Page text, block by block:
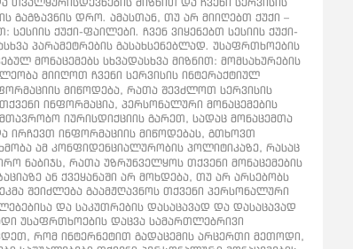
გაგზავნის დრო. ამასთან, თუ არ მიიღებთ ქუქი –
ქუქი-ფაილები. ჩვენ ვიყენებთ სესიის ქუქი-
პარამეტრების გასახსენებლად. უსაფრთხოების
მონაცემებს სხვადასხვა მიზნით: მომსახურების
მიიღოთ ჩვენი სერვისის ინტერაქტიულ
მიწოდება, რათა შევძლოთ სერვისის
ინფორმაცია, პერსონალური მონაცემების
იურისდიქციის გარეთ, სადაც მონაცემთა
ირჩევთ ინფორმაციის მიწოდებას, გთხოვთ
ამ კონფიდენციალურობის პოლიტიკაზე, რასაც
ნაბიჯს, რათა უზრუნველყოს თქვენი მონაცემების
ან ქვეყანაში არ მოხდება, თუ არ არსებობს
შეიძლება გაამჟღავნოს თქვენი პერსონალური
და საკუთრების დასაცავად და დასაცავად
უსაფრთხოების დაცვა სამართლებრივი
რომ ინტერნეტით გადაცემის არცერთი მეთოდი,